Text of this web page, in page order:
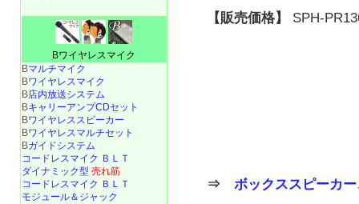
【販売価格】 SPH-
⇒ボックススピーカ
Bワイヤレスマイク
Bマルチマイク
Bワイヤレスマイク
B店内放送システム
BキャリーアンプCDセット
Bワイヤレススピーカー
Bワイヤレスマルチセット
Bガイドシステム
コードレスマイク ＢＬＴ
ダイナミック型 売れ筋
コードレスマイク ＢＬＴ
モジュール＆ジャック